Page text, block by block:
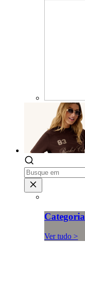
Categoria
Ver tudo >